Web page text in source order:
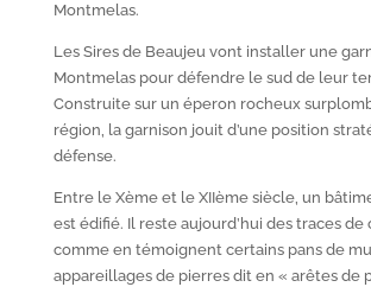
Montmelas.
Les Sires de Beaujeu vont installer une
Montmelas pour défendre le sud de leur
Construite sur un éperon rocheux
région, la garnison jouit d’une position
défense.
Entre le Xèmeet le XIIèmesiècle, un
est édifié. Il reste aujourd’hui des traces
comme en témoignent certains pans de
appareillages de pierres dit en « arêtes de